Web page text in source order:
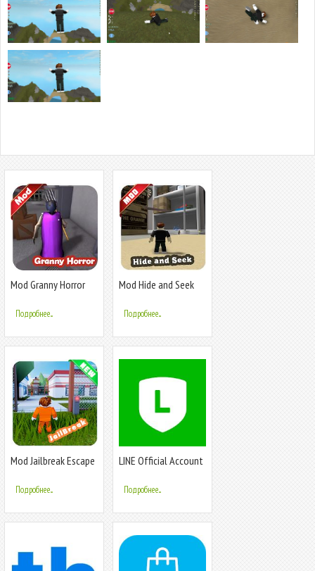
Mod Granny Horror
Подробнее...
Mod Hide and Seek
(Unofficial)
Подробнее...
Mod Jailbreak Escape
Подробнее...
LINE Official Account
Подробнее...